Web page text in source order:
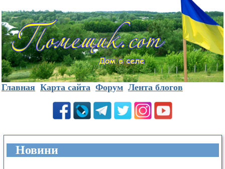
Главная Карта сайта Форум Лента блогов
Новини